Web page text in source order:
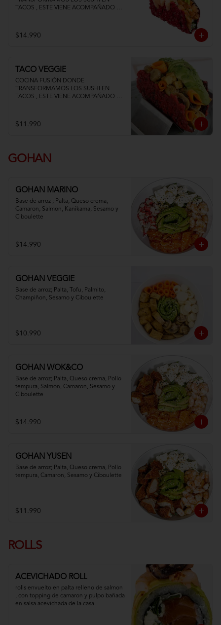
TACOS , ESTE VIENE ACOMPAÑADO DE
$14.990
TACO VEGGIE
COCINA FUSIÓN DONDE
TRANSFORMAMOS LOS SUSHI EN
TACOS , ESTE VIENE ACOMPAÑADO DE
$11.990
GOHAN
GOHAN MARINO
Base de arroz ; Palta, Queso crema,
Camaron, Salmon, Kanikama, Sesamo y
Ciboulette
$14.990
GOHAN VEGGIE
Base de arroz; Palta, Tofu, Palmito,
Champiñon, Sesamo y Ciboulette
$10.990
GOHAN WOK&CO
Base de arroz; Palta, Queso crema, Pollo
tempura, Salmon, Camaron, Sesamo y
Ciboulette
$14.990
GOHAN YUSEN
Base de arroz; Palta, Queso crema, Pollo
tempura, Camaron, Sesamo y Ciboulette
$11.990
ROLLS
ACEVICHADO ROLL
rolls envuelto en palta relleno de salmon
, con topping de camaron y pulpo bañada
en salsa acevichada de la casa